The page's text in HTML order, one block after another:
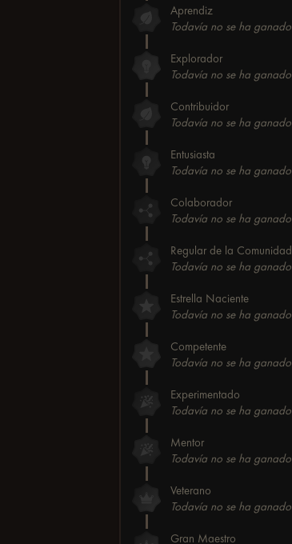
Aprendiz
Todavía no se ha ganado
Explorador
Todavía no se ha ganado
Contribuidor
Todavía no se ha ganado
Entusiasta
Todavía no se ha ganado
Colaborador
Todavía no se ha ganado
Regular de la Comunidad
Todavía no se ha ganado
Estrella Naciente
Todavía no se ha ganado
Competente
Todavía no se ha ganado
Experimentado
Todavía no se ha ganado
Mentor
Todavía no se ha ganado
Veterano
Todavía no se ha ganado
Gran Maestro